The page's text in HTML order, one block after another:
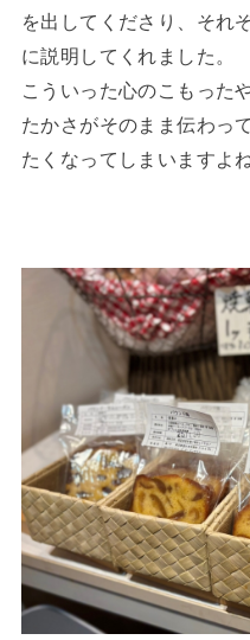
を出してくださり、それ
に説明してくれました。
こういった心のこもった
たかさがそのまま伝わっ
たくなってしまいますよね